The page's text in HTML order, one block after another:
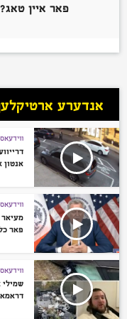
פאר איין
אנדערע
ווידעאס
ווידעאס
מעיאר
פאר
ווידעאס
שמילי